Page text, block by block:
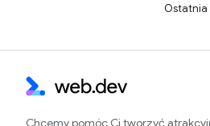
Ostatnia
Chcemy pomóc Ci tworzyć